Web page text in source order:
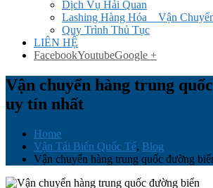
Dịch Vụ Hải Quan
Lashing Hàng Hóa _ Vận
Quy Trình Thủ Tục
LIÊN HỆ
FacebookYoutubeGoogle +
Vận chuyển hàng trung
uy tín nhất
Home
Vận Tải Biển Quốc Tế, Blog
Vận chuyển hàng trung quốc đường